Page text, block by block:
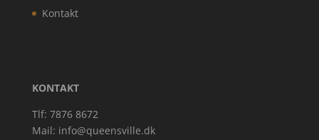
Kontakt
KONTAKT
Tlf: 7876 8672
Mail: info@queensville.dk